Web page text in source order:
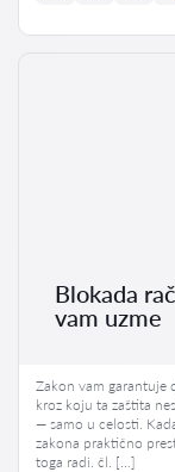
Blokada
vam uzme
Zakon vam garantuje
kroz koju ta zaštita
— samo u celosti.
zakona praktično
toga radi. čl. […]